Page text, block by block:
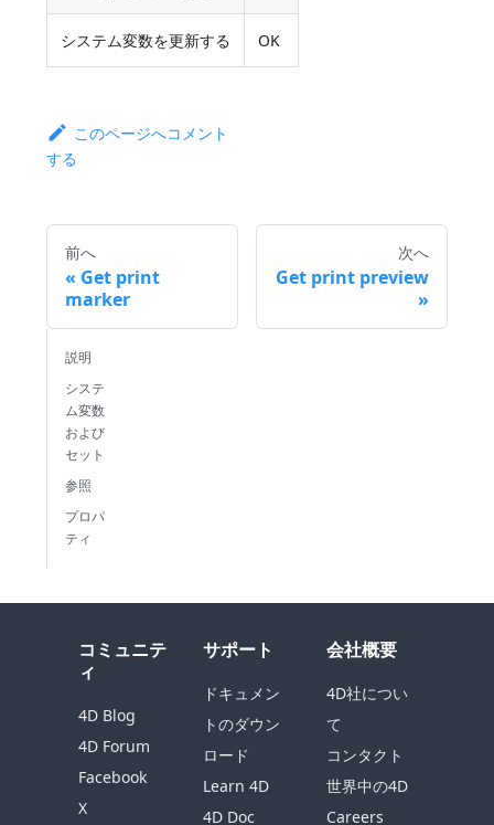
システム変数を更新する OK
このページへコメント
する
前へ
Get print
marker
次へ
Get print preview
説明
システ
ム変数
および
セット
参照
プロパ
ティ
コミュニテ
ィ
4D Blog
4D Forum
Facebook
X
サポート
ドキュメン
トのダウン
ロード
Learn 4D
4D Doc
会社概要
4D社につい
て
コンタクト
世界中の4D
Careers